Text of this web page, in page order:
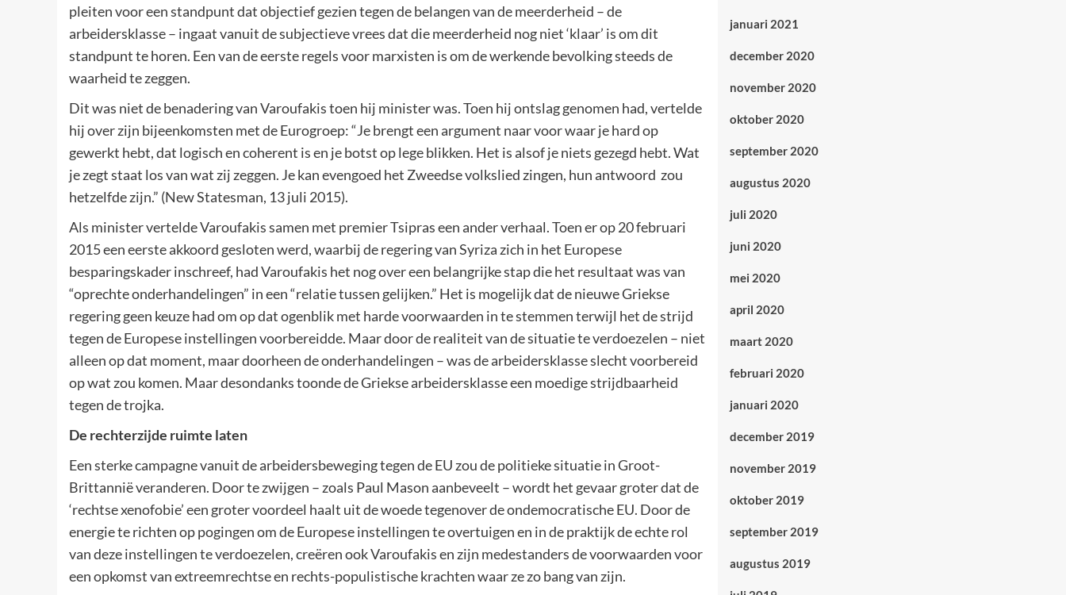
pleiten voor een standpunt dat objectief gezien tegen de belangen van de meerderheid – de
arbeidersklasse – ingaat vanuit de subjectieve vrees dat die meerderheid nog niet ‘klaar’ is om dit
standpunt te horen. Een van de eerste regels voor marxisten is om de werkende bevolking steeds de
waarheid te zeggen.
Dit was niet de benadering van Varoufakis toen hij minister was. Toen hij ontslag genomen had, vertelde
hij over zijn bijeenkomsten met de Eurogroep: “Je brengt een argument naar voor waar je hard op
gewerkt hebt, dat logisch en coherent is en je botst op lege blikken. Het is alsof je niets gezegd hebt. Wat
je zegt staat los van wat zij zeggen. Je kan evengoed het Zweedse volkslied zingen, hun antwoord zou
hetzelfde zijn.” (New Statesman, 13 juli 2015).
Als minister vertelde Varoufakis samen met premier Tsipras een ander verhaal. Toen er op 20 februari
2015 een eerste akkoord gesloten werd, waarbij de regering van Syriza zich in het Europese
besparingskader inschreef, had Varoufakis het nog over een belangrijke stap die het resultaat was van
“oprechte onderhandelingen” in een “relatie tussen gelijken.” Het is mogelijk dat de nieuwe Griekse
regering geen keuze had om op dat ogenblik met harde voorwaarden in te stemmen terwijl het de strijd
tegen de Europese instellingen voorbereidde. Maar door de realiteit van de situatie te verdoezelen – niet
alleen op dat moment, maar doorheen de onderhandelingen – was de arbeidersklasse slecht voorbereid
op wat zou komen. Maar desondanks toonde de Griekse arbeidersklasse een moedige strijdbaarheid
tegen de trojka.
De rechterzijde ruimte laten
Een sterke campagne vanuit de arbeidersbeweging tegen de EU zou de politieke situatie in Groot-
Brittannië veranderen. Door te zwijgen – zoals Paul Mason aanbeveelt – wordt het gevaar groter dat de
‘rechtse xenofobie’ een groter voordeel haalt uit de woede tegenover de ondemocratische EU. Door de
energie te richten op pogingen om de Europese instellingen te overtuigen en in de praktijk de echte rol
van deze instellingen te verdoezelen, creëren ook Varoufakis en zijn medestanders de voorwaarden voor
een opkomst van extreemrechtse en rechts-populistische krachten waar ze zo bang van zijn.
januari 2021
december 2020
november 2020
oktober 2020
september 2020
augustus 2020
juli 2020
juni 2020
mei 2020
april 2020
maart 2020
februari 2020
januari 2020
december 2019
november 2019
oktober 2019
september 2019
augustus 2019